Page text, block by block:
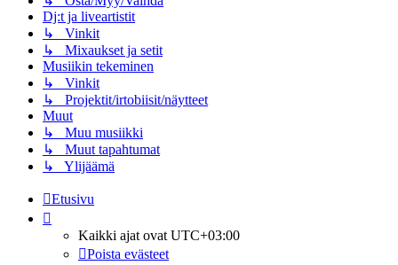
Dj:t ja liveartistit
↳ Vinkit
↳ Mixaukset ja setit
Musiikin tekeminen
↳ Vinkit
↳ Projektit/irtobiisit/näytteet
Muut
↳ Muu musiikki
↳ Muut tapahtumat
↳ Ylijäämä
Etusivu
Kaikki ajat ovat UTC+03:00
Poista evästeet